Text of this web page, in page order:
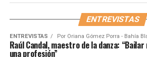
ENTREVISTAS
ENTREVISTAS Por Oriana Gómez Porra - Bahía
Raúl Candal, maestro de la danza:
una profesión”